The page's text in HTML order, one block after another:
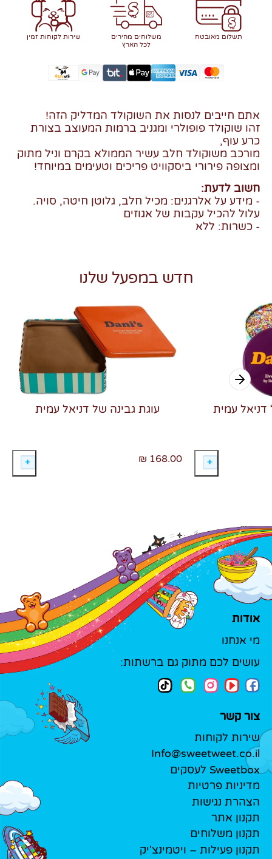
תשלום מאובטח
משלוחים מהירים
לכל הארץ
שירות לקוחות זמין
אתם חייבים לנסות את השוקולד המדליק הזה!
זהו שוקולד פופולרי ומגניב ברמות המעוצב בצורת
כרע עוף,
מורכב משוקולד חלב עשיר הממולא בקרם וניל מתוק
ומצופה פירורי ביסקוויט פריכים וטעימים במיוחד!
חשוב לדעת:
- מידע על אלרגנים: מכיל חלב, גלוטן חיטה, סויה.
עלול להכיל עקבות של אגוזים
- כשרות: ללא
חדש במפעל שלנו
עוגת גבינה של דניאל עמית
168.00 ₪
דניאל עמית
אודות
מי אנחנו
עושים לכם מתוק גם ברשתות:
צור קשר
שירות לקוחות
Info@sweetweet.co.il
Sweetbox לעסקים
מדיניות פרטיות
הצהרת נגישות
תקנון אתר
תקנון משלוחים
תקנון פעילות – ויטמינצ'יק